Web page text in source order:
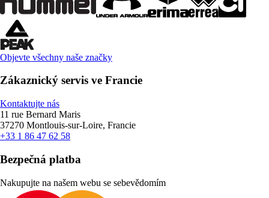
Objevte všechny naše značky
Zákaznický servis ve Francie
Kontaktujte nás
11 rue Bernard Maris
37270 Montlouis-sur-Loire, Francie
+33 1 86 47 62 58
Bezpečná platba
Nakupujte na našem webu se sebevědomím